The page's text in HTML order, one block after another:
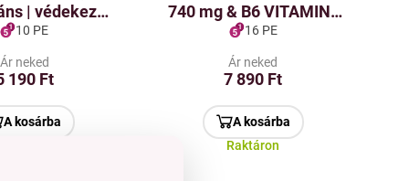
| védekezés
| 1000 tabletta
10 PE
Ár neked
190 Ft
A kosárba
740 mg & B6 VITAMIN |
energia & fáradtság
16 PE
Ár neked
7 890 Ft
A kosárba
Raktáron